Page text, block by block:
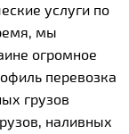
услуги по
мы
огромное
перевозка
грузов
наливных